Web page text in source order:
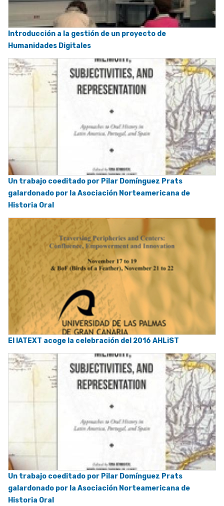
Introducción a la gestión de un proyecto de
Humanidades Digitales
Un trabajo coeditado por Pilar Domínguez Prats
galardonado por la Asociación Norteamericana de
Historia Oral
El IATEXT acoge la celebración del 2016 AHLiST
Un trabajo coeditado por Pilar Domínguez Prats
galardonado por la Asociación Norteamericana de
Historia Oral